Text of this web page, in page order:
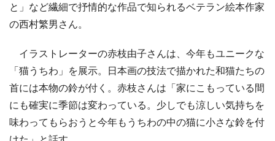
と」など繊細で抒情的な作品で知られるベテラン絵本作家
の西村繁男さん。
イラストレーターの赤枝由子さんは、今年もユニークな
「猫うちわ」を展示。日本画の技法で描かれた和猫たちの
首には本物の鈴が付く。赤枝さんは「家にこもっている間
にも確実に季節は変わっている。少しでも涼しい気持ちを
味わってもらおうと今年もうちわの中の猫に小さな鈴を付